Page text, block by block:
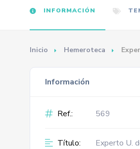
INFORMACIÓN
Inicio Hemeroteca
Información
Ref.: 569
Título: Experto U.